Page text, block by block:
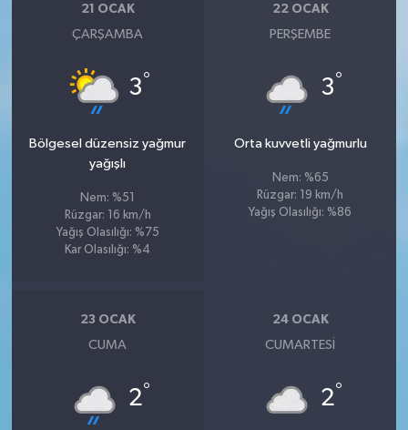
21 OCAK
ÇARŞAMBA
3°
Bölgesel düzensiz yağmur
yağışlı
Nem: %51
Rüzgar: 16 km/h
Yağış Olasılığı: %75
Kar Olasılığı: %4
22 OCAK
PERŞEMBE
3°
Orta kuvvetli yağmurlu
Nem: %65
Rüzgar: 19 km/h
Yağış Olasılığı: %86
23 OCAK
CUMA
2°
24 OCAK
CUMARTESI
2°